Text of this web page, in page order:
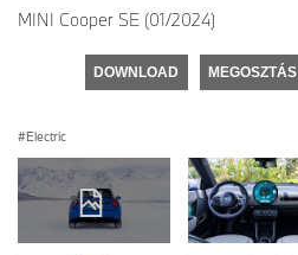
MINI Cooper SE (01/2024)
DOWNLOAD MEGOSZTÁS
Electric